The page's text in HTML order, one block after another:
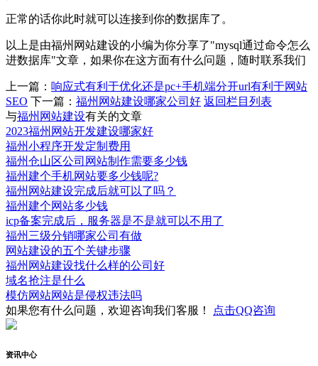
正常的话你此时就可以连接到你的数据库了。
以上是由福州网站建设的小编为你分享了"mysql通过命令怎么
进数据库"文章，如果你在这方面有什么问题，随时联系我们
上一篇： 响应式有利于优化还是pc+手机端分开url有利于网站
SEO 下一篇： 福州网站建设哪家公司好 返回栏目列表
与福州网站建设有关的文章
2023福州网站开发建设哪家好
福州小程序开发定制费用
福州仓山区公司网站制作需要多少钱
福州建个手机网站要多少钱呢?
福州网站建设完成后就可以了吗？
福州建个网站多少钱
icp备案完成后，服务器是不是就可以不用了
福州三级分销哪家公司有做
网站建设的五个关键步骤
福州网站建设找什么样的公司好
域名抢注是什么
模仿网站网站是侵权违法吗
如果您有什么问题，欢迎咨询我们客服！
点击QQ咨询
资讯中心